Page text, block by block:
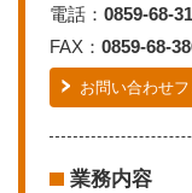
電話： 0859-68-
FAX： 0859-68-
お問い合わせ
業務内容